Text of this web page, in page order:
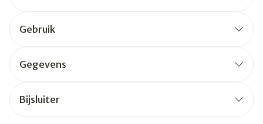
Gebruik
Gegevens
Bijsluiter